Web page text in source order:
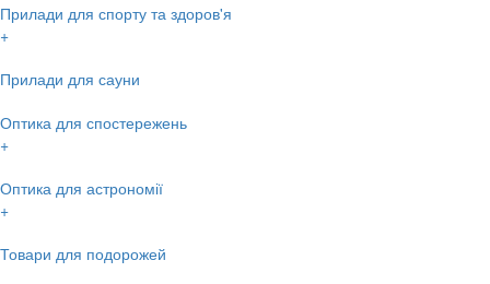
Прилади для спорту та здоров'я
+
Прилади для сауни
Оптика для спостережень
+
Оптика для астрономії
+
Товари для подорожей